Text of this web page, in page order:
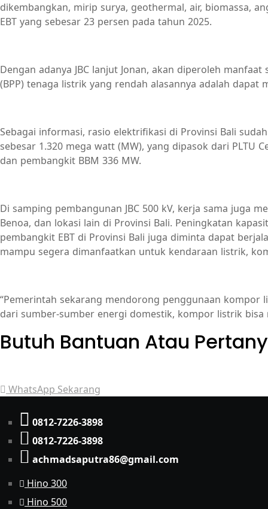
dikembangkan, mirip surya, geothermal, air, biomassa,
EBT yang sebesar 23 persen pada tahun 2025.
Dengan adanya JBC lanjut Jonan, akan diperoleh
(BPP) tenaga listrik yang rendah alasannya adalah dapat
Sebagai informasi, rasio elektrifikasi di Provinsi Bali
sebesar 1.320 mega watt (MW), yang dipasok dari PLTU
dan pembangkit BBM 336 MW.
Di samping pembangunan JBC 500 kV, kerja sama juga
Benoa, dan lokasi lain di Provinsi Bali. Peningkatan
pembangkit EBT di Provinsi Bali juga diminta dapat
mampu segera dimanfaatkan untuk kendaraan listrik,
“Pemerintah sekarang mendorong penggunaan kompor
dari sumber-sumber energi domestik, kompor listrik bisa
Butuh Bantuan Atau
WhatsApp Sekarang
0812-7226-3898
0812-7226-3898
achmadsaputra86@gmail.com
Hino 300
Hino 500